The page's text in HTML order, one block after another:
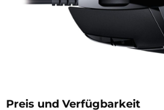
Preis und Verfügbarkeit